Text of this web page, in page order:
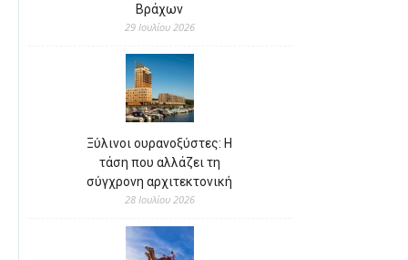
Βράχων
29 Ιουλίου 2026
Ξύλινοι ουρανοξύστες: Η
τάση που αλλάζει τη
σύγχρονη αρχιτεκτονική
28 Ιουλίου 2026